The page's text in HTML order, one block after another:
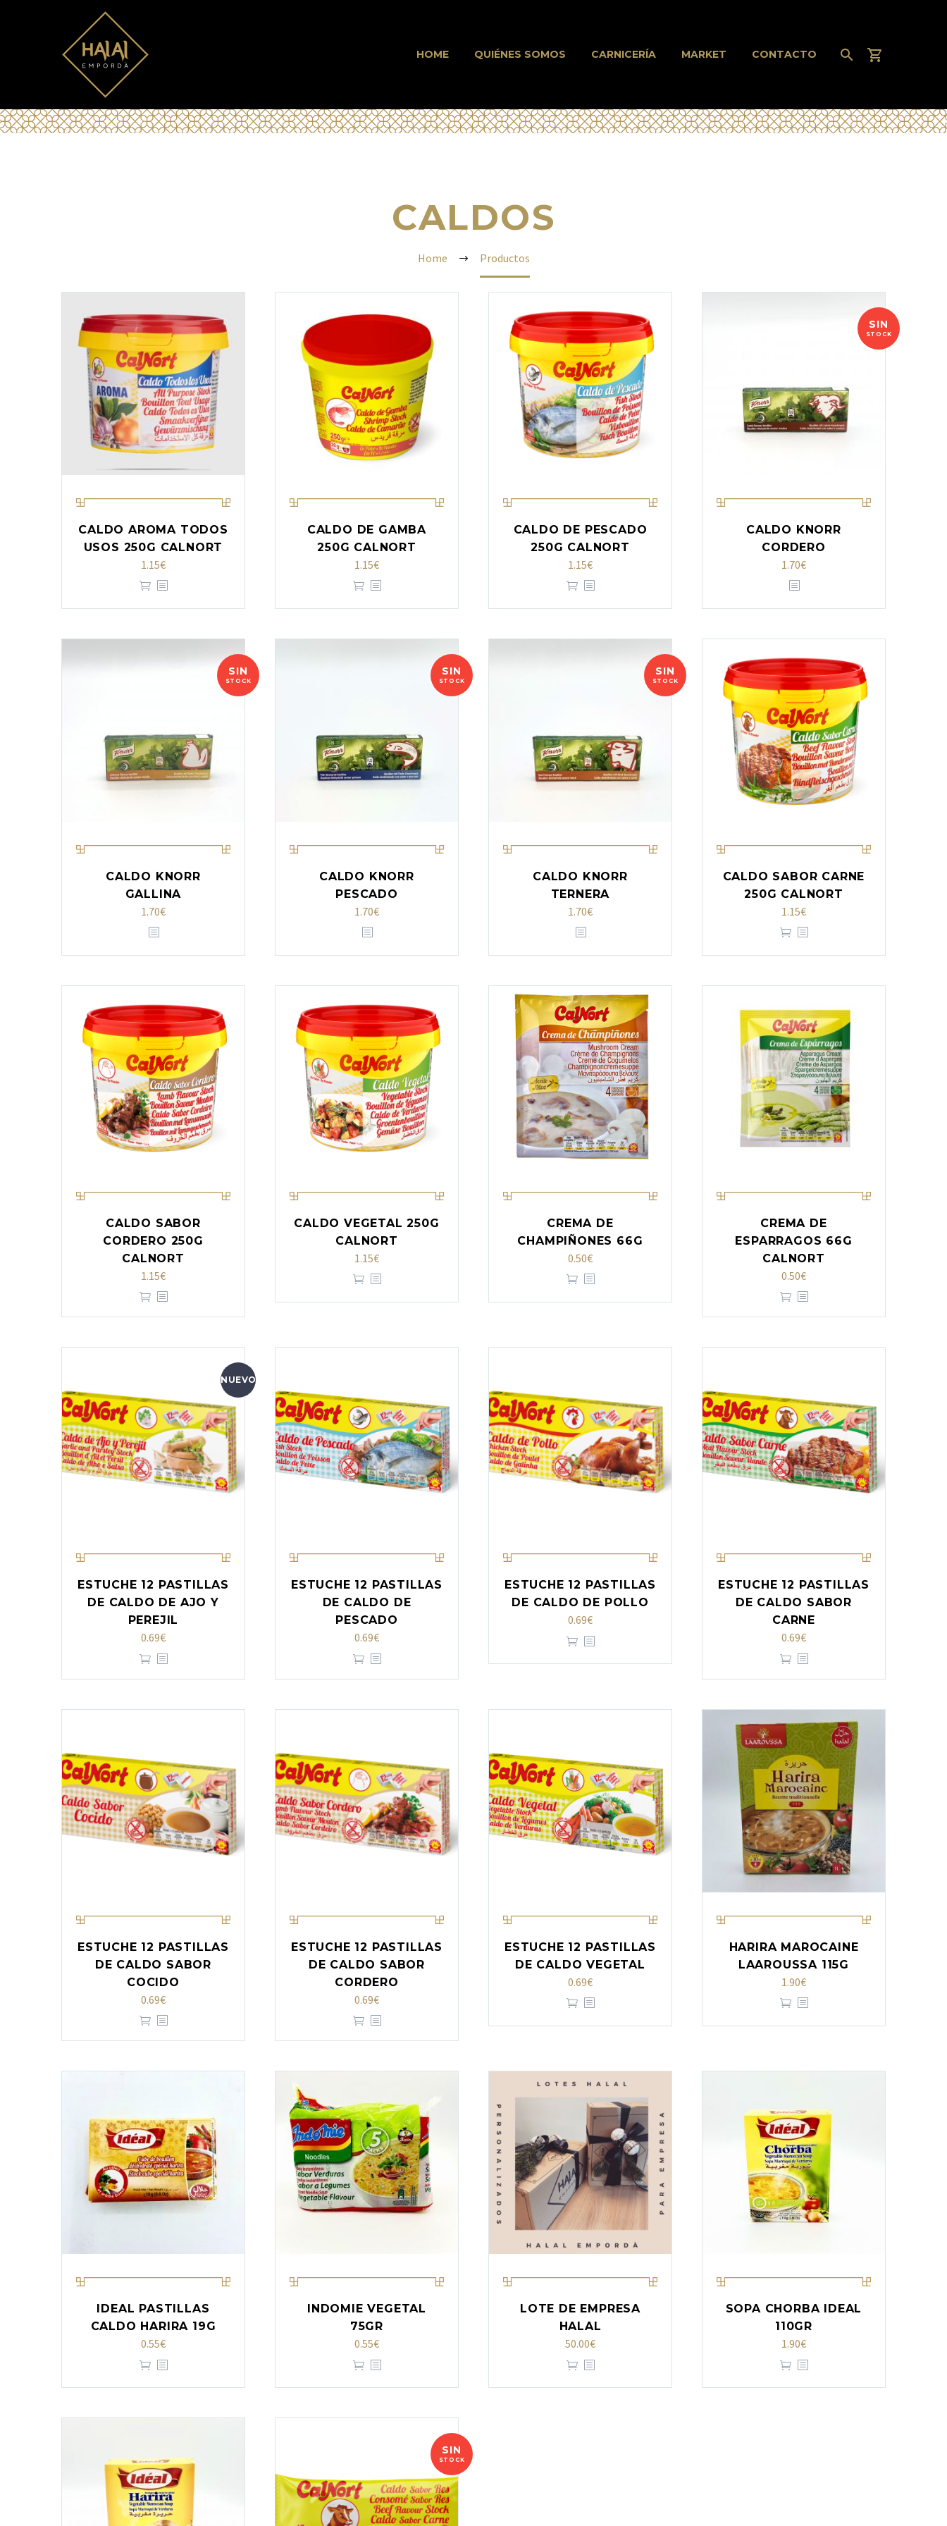
HOME QUIÉNES SOMOS CARNICERÍA MARKET CONTACTO
CALDOS
Home Productos
CALDO AROMA TODOS
USOS 250G CALNORT
1.15€
CALDO DE GAMBA
250G CALNORT
1.15€
CALDO DE PESCADO
250G CALNORT
1.15€
SIN
STOCK
CALDO KNORR
CORDERO
1.70€
SIN
STOCK
CALDO KNORR
GALLINA
1.70€
SIN
STOCK
CALDO KNORR
PESCADO
1.70€
SIN
STOCK
CALDO KNORR
TERNERA
1.70€
CALDO SABOR CARNE
250G CALNORT
1.15€
CALDO SABOR
CORDERO 250G
CALNORT
1.15€
CALDO VEGETAL 250G
CALNORT
1.15€
CREMA DE
CHAMPIÑONES 66G
0.50€
CREMA DE
ESPARRAGOS 66G
CALNORT
0.50€
NUEVO
ESTUCHE 12 PASTILLAS
DE CALDO DE AJO Y
PEREJIL
0.69€
ESTUCHE 12 PASTILLAS
DE CALDO DE
PESCADO
0.69€
ESTUCHE 12 PASTILLAS
DE CALDO DE POLLO
0.69€
ESTUCHE 12 PASTILLAS
DE CALDO SABOR
CARNE
0.69€
ESTUCHE 12 PASTILLAS
DE CALDO SABOR
COCIDO
0.69€
ESTUCHE 12 PASTILLAS
DE CALDO SABOR
CORDERO
0.69€
ESTUCHE 12 PASTILLAS
DE CALDO VEGETAL
0.69€
HARIRA MAROCAINE
LAAROUSSA 115G
1.90€
IDEAL PASTILLAS
CALDO HARIRA 19G
0.55€
INDOMIE VEGETAL
75GR
0.55€
LOTE DE EMPRESA
HALAL
50.00€
SOPA CHORBA IDEAL
110GR
1.90€
SIN
STOCK